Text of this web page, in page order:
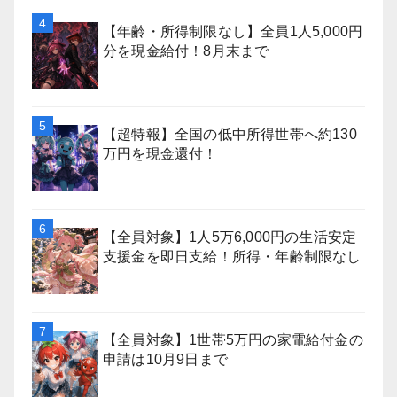
【年齢・所得制限なし】全員1人5,000円
分を現金給付！8月末まで
【超特報】全国の低中所得世帯へ約130
万円を現金還付！
【全員対象】1人5万6,000円の生活安定
支援金を即日支給！所得・年齢制限なし
【全員対象】1世帯5万円の家電給付金の
申請は10月9日まで